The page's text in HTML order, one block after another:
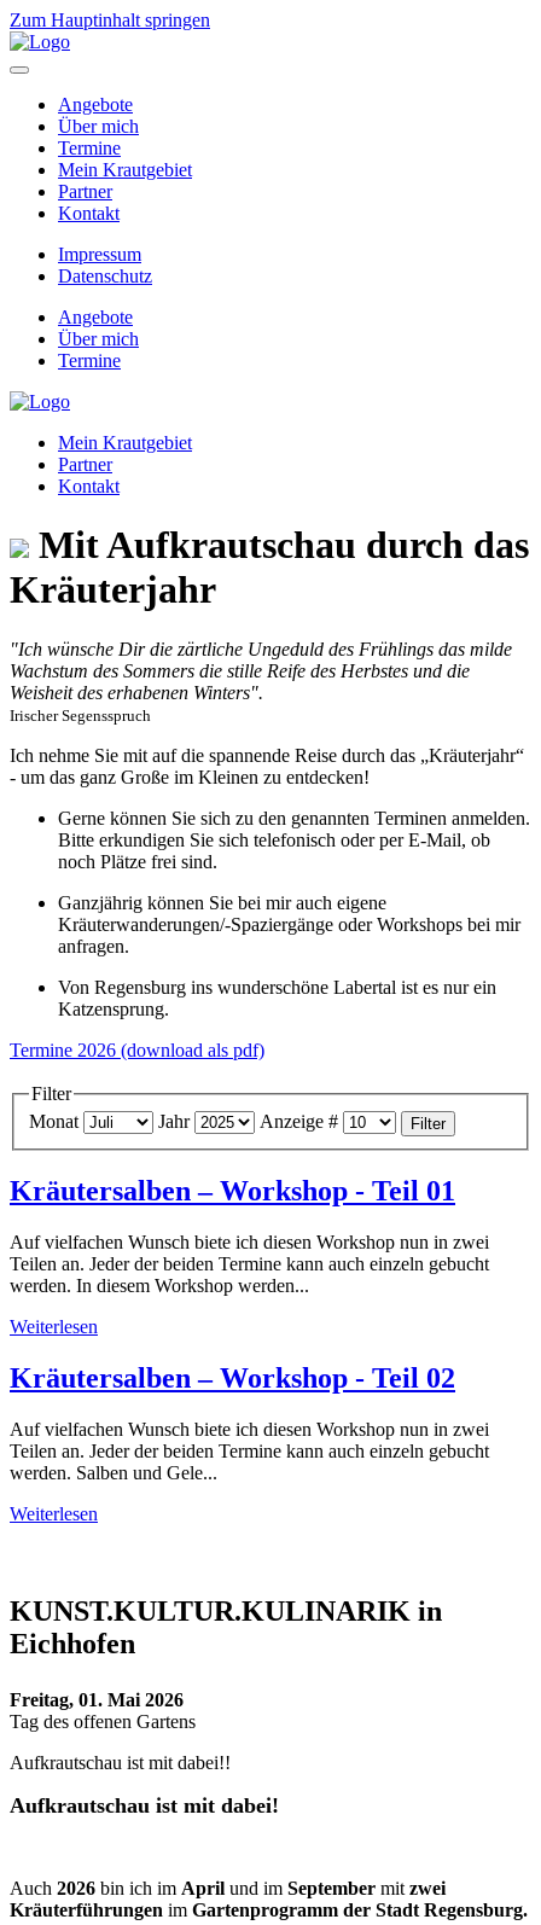
Zum Hauptinhalt springen
Angebote
Über mich
Termine
Mein Krautgebiet
Partner
Kontakt
Impressum
Datenschutz
Angebote
Über mich
Termine
Mein Krautgebiet
Partner
Kontakt
Mit Aufkrautschau durch das
Kräuterjahr
"Ich wünsche Dir die zärtliche Ungeduld des Frühlings das milde
Wachstum des Sommers die stille Reife des Herbstes und die
Weisheit des erhabenen Winters".
Irischer Segensspruch
Ich nehme Sie mit auf die spannende Reise durch das „Kräuterjahr“
- um das ganz Große im Kleinen zu entdecken!
Gerne können Sie sich zu den genannten Terminen anmelden.
Bitte erkundigen Sie sich telefonisch oder per E-Mail, ob
noch Plätze frei sind.
Ganzjährig können Sie bei mir auch eigene
Kräuterwanderungen/-Spaziergänge oder Workshops bei mir
anfragen.
Von Regensburg ins wunderschöne Labertal ist es nur ein
Katzensprung.
Termine 2026 (download als pdf)
Filter
Monat
Jahr Anzeige # Filter
Kräutersalben – Workshop - Teil 01
Auf vielfachen Wunsch biete ich diesen Workshop nun in zwei
Teilen an. Jeder der beiden Termine kann auch einzeln gebucht
werden. In diesem Workshop werden...
Weiterlesen
Kräutersalben – Workshop - Teil 02
Auf vielfachen Wunsch biete ich diesen Workshop nun in zwei
Teilen an. Jeder der beiden Termine kann auch einzeln gebucht
werden. Salben und Gele...
Weiterlesen
KUNST.KULTUR.KULINARIK in
Eichhofen
Freitag, 01. Mai 2026
Tag des offenen Gartens
Aufkrautschau ist mit dabei!!
Aufkrautschau ist mit dabei!
Auch 2026 bin ich im April und im September mit zwei
Kräuterführungen im Gartenprogramm der Stadt Regensburg.